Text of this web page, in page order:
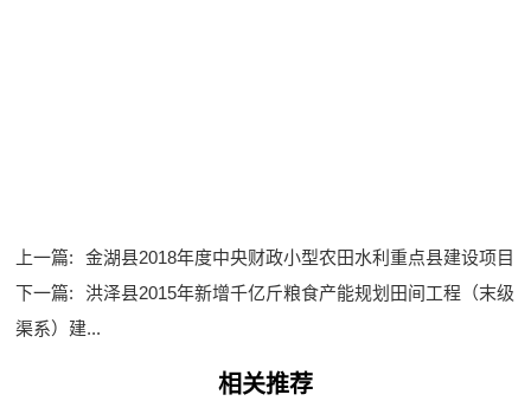
上一篇:
金湖县2018年度中央财政小型农田水利重点县建设项目
下一篇:
洪泽县2015年新增千亿斤粮食产能规划田间工程（末级
渠系）建...
相关推荐